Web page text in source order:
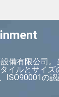
備有限公司。
イルとサイズ
ISO90001の